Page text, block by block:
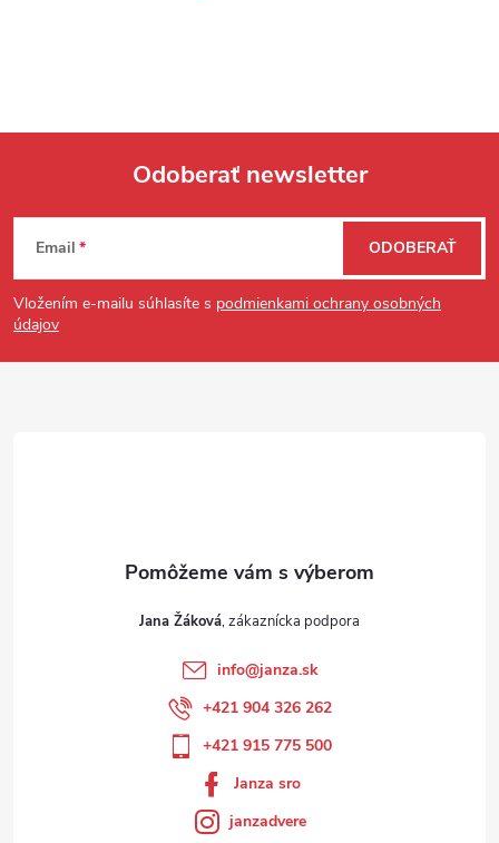
Zápätie
Odoberať newsletter
Email
Vložením e-mailu súhlasíte s podmienkami ochrany osobných
údajov
ODOBERAŤ
Jana Žáková
info@janza.sk
+421 904 326 262
+421 915 775 500
Janza sro
janzadvere